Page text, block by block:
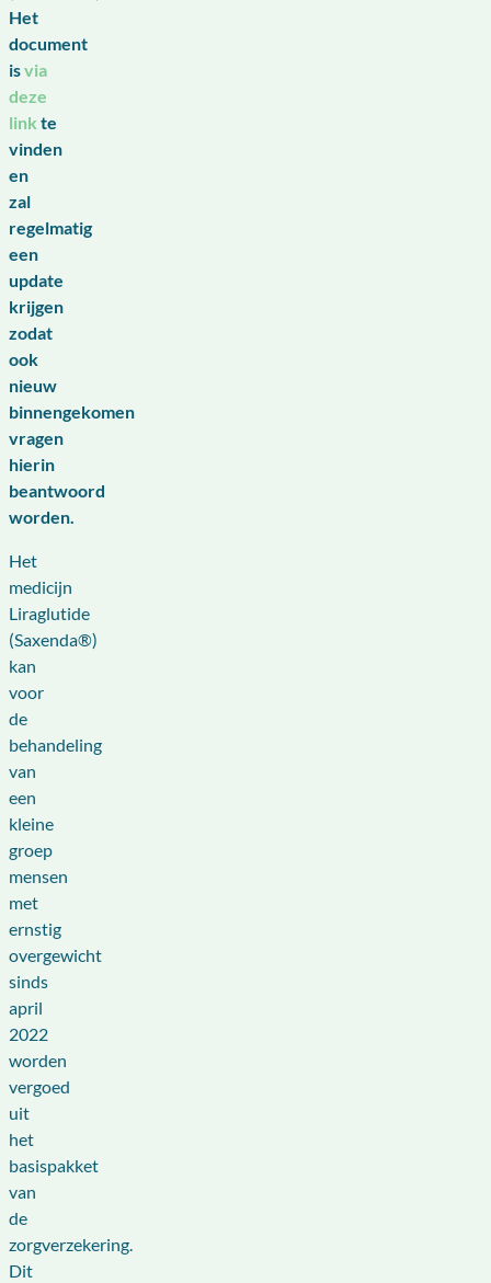
Het
document
isvia
deze
link te
vinden
en
zal
regelmatig
een
update
krijgen
zodat
ook
nieuw
binnengekomen
vragen
hierin
beantwoord
worden.
Het
medicijn
Liraglutide
(Saxenda®)
kan
voor
de
behandeling
van
een
kleine
groep
mensen
met
ernstig
overgewicht
sinds
april
2022
worden
vergoed
uit
het
basispakket
van
de
zorgverzekering.
Dit